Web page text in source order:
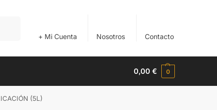
+ Mi Cuenta Nosotros Contacto
0,00€ 0
(5L)